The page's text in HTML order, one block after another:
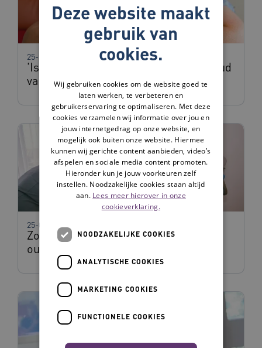
'Is alles besproken' vragenlijst: behoud
van kwaliteit van leven
25-03-2022
Zorg uit Voorzorg: zorg op maat voor
ouderen in een kwetsbare positie
25-03-2022
Deze website maakt
gebruik van
cookies.
Wij gebruiken cookies om de website goed te
laten werken, te verbeteren en
gebruikerservaring te optimaliseren. Met deze
cookies verzamelen wij informatie over jou en
jouw internetgedrag op onze website, en
mogelijk ook buiten onze website. Hiermee
kunnen wij gerichte content aanbieden, video’s
afspelen en sociale media content promoten.
Hieronder kun je jouw voorkeuren zelf
instellen. Noodzakelijke cookies staan altijd
aan. Lees meer hierover in onze
cookieverklaring.
NOODZAKELIJKE COOKIES
ANALYTISCHE COOKIES
MARKETING COOKIES
FUNCTIONELE COOKIES